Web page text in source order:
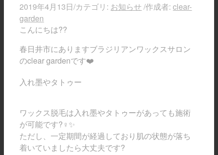
2019年4月13日/カテゴリ: お知らせ /作成者:clear-
garden
こんにちは??
春日井市にありますブラジリアンワックスサロン
のclear gardenです❤️
入れ墨やタトゥー
ワックス脱毛は入れ墨やタトゥーがあっても施術
が可能です?‍♀️✨
ただし、一定期間が経過しており肌の状態が落ち
着いていましたら大丈夫です?